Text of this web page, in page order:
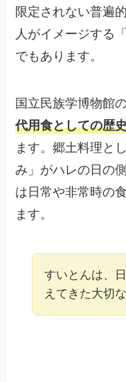
限定されない普遍
人がイメージする
でもあります。
国立民族学博物館
代用食としての歴
ます。郷土料理と
み」がハレの日の
は日常や非常時の
ます。
すいとんは、
えてきた大切